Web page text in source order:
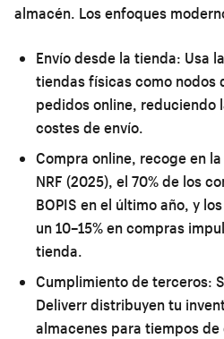
almacén. Los enfoques
Envío desde la tienda: Usa
tiendas físicas como nodos
pedidos online, reduciendo
costes de envío.
Compra online, recoge en la
NRF (2025), el 70% de los
BOPIS en el último año, y
un 10–15% en compras
tienda.
Cumplimiento de terceros:
Deliverr distribuyen tu
almacenes para tiempos